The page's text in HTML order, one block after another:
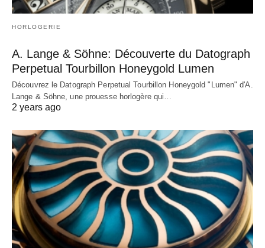
HORLOGERIE
A. Lange & Söhne: Découverte du Datograph
Perpetual Tourbillon Honeygold Lumen
Découvrez le Datograph Perpetual Tourbillon Honeygold "Lumen" d'A.
Lange & Söhne, une prouesse horlogère qui…
2 years ago